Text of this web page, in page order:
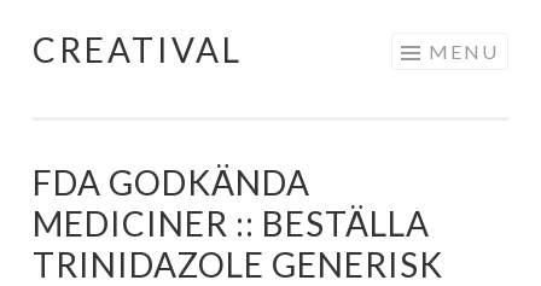
Skip
CREATIVAL MENU
FDA GODKÄNDA
MEDICINER :: BESTÄLLA
TRINIDAZOLE GENERISK